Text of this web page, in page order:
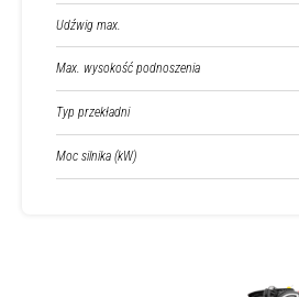
Udźwig max.
Max. wysokość podnoszenia
Typ przekładni
Moc silnika (kW)